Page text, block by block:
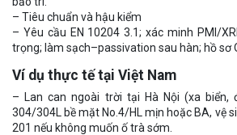
– Tiêu chuẩn và hậu kiểm
– Yêu cầu EN 10204 3.1; xác minh PMI/
trọng; làm sạch–passivation sau hàn; hồ sơ
Ví dụ thực tế tại Việt Nam
– Lan can ngoài trời tại Hà Nội (xa biển,
304/304L bề mặt No.4/HL mịn hoặc BA, vệ
201 nếu không muốn ố trà sớm.